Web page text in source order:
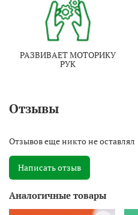
РАЗВИВАЕТ МОТОРИКУ
РУК
Отзывы
Отзывов еще никто не оставлял
Написать отзыв
Аналогичные товары